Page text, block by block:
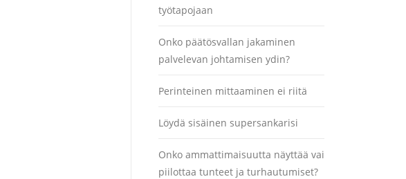
työtapojaan
Onko päätösvallan jakaminen
palvelevan johtamisen ydin?
Perinteinen mittaaminen ei riitä
Löydä sisäinen supersankarisi
Onko ammattimaisuutta näyttää vai
piilottaa tunteet ja turhautumiset?